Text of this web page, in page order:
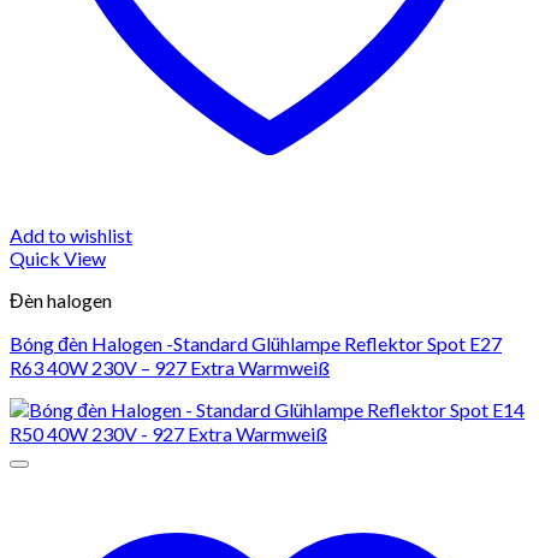
Add to wishlist
Quick View
Đèn halogen
Bóng đèn Halogen -Standard Glühlampe Reflektor Spot E27
R63 40W 230V – 927 Extra Warmweiß